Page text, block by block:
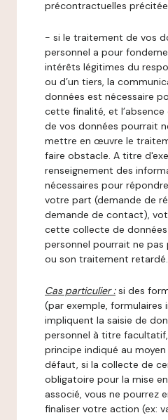
précontractuelles
- si le traitement de vos
personnel a pour
intérêts légitimes du
ou d’un tiers, la
données est nécessaire
cette finalité, et
de vos données pourrait
mettre en œuvre le
faire obstacle. A titre
renseignement des
nécessaires pour
votre part (demande de
demande de contact),
cette collecte de
personnel pourrait ne
ou son traitement retardé.
Cas particulier : si des
(par exemple, formulaires
impliquent la saisie de
personnel à titre
principe indiqué au moyen
défaut, si la collecte de
obligatoire pour la mise
associé, vous ne pourrez
finaliser votre action (ex: